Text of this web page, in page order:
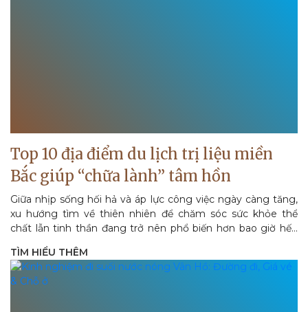
Top 10 địa điểm du lịch trị liệu miền
Bắc giúp “chữa lành” tâm hồn
Giữa nhịp sống hối hả và áp lực công việc ngày càng tăng,
xu hướng tìm về thiên nhiên để chăm sóc sức khỏe thể
chất lẫn tinh thần đang trở nên phổ biến hơn bao giờ hết.
TÌM HIỂU THÊM